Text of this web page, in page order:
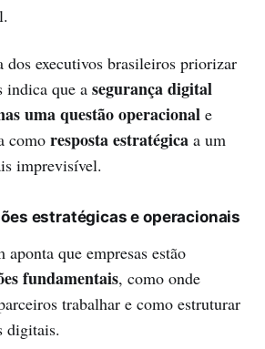
dos executivos brasileiros priorizar
indica que a segurança digital
uma questão operacional e
como resposta estratégica a um
imprevisível.
estratégicas e operacionais
aponta que empresas estão
fundamentais, como onde
trabalhar e como estruturar
digitais.